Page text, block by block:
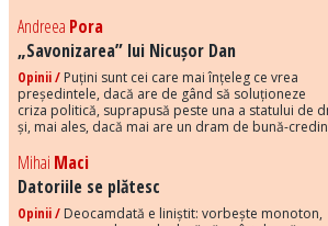
Andreea Pora
„Savonizarea” lui Nicușor Dan
Opinii / Puțini sunt cei care mai înțeleg ce vrea
președintele, dacă are de gând să soluționeze
criza politică, suprapusă peste una a statului de
și, mai ales, dacă mai are un dram de bună-
Mihai Maci
Datoriile se plătesc
Opinii / Deocamdată e liniștit: vorbește monoton,